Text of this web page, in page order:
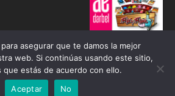
|Theme: Awaken by
asegurar que te damos la mejor
web. Si continúas usando este sitio,
que estás de acuerdo con ello.
Aceptar
No